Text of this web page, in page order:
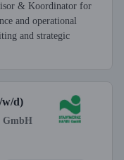
& Koordinator for
and operational
and strategic
w/d)
GmbH